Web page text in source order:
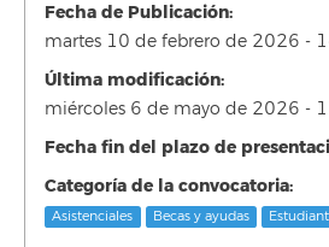
Fecha de Publicación:
martes 10 de febrero de 2026 -
Última modificación:
miércoles 6 de mayo de 2026 -
Fecha fin del plazo de
Categoría de la convocatoria:
Asistenciales Becas y ayudas